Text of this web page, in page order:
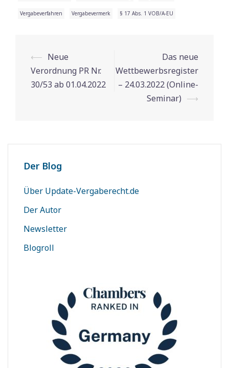
Vergabeverfahren Vergabevermerk § 17 Abs. 1 VOB/A-EU
Beitrags-
Navigation
⟵ Neue
Verordnung PR Nr.
30/53 ab 01.04.2022
Das neue
Wettbewerbsregister
– 24.03.2022 (Online-
Seminar) ⟶
Der Blog
Über Update-Vergaberecht.de
Der Autor
Newsletter
Blogroll